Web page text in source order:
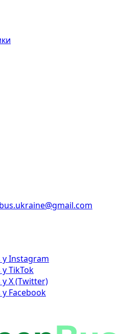
у Instagram
у TikTok
у X (Twitter)
у Facebook